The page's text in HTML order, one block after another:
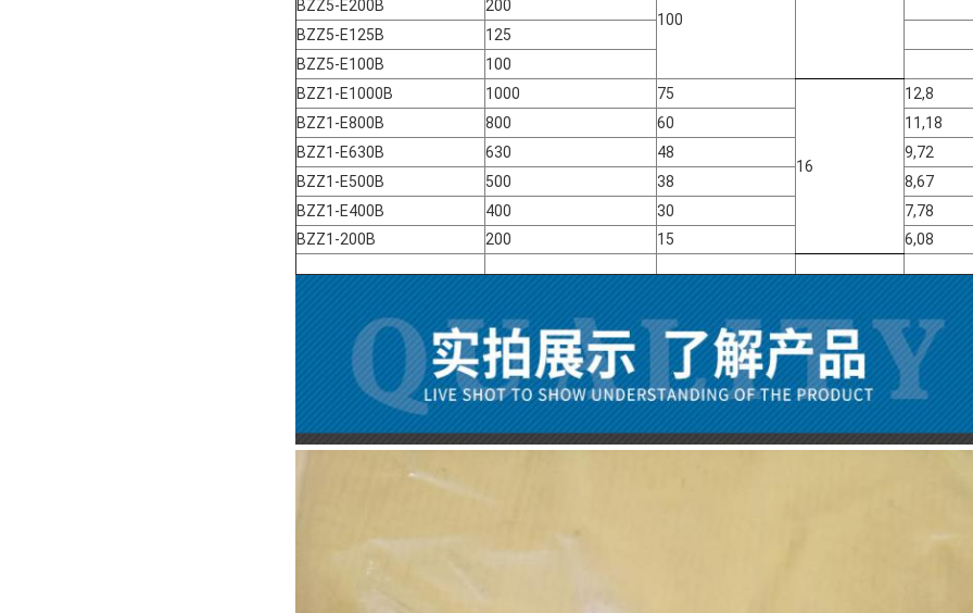
100
BZZ5-E200B
200
BZZ5-E125B
125
BZZ5-E100B
100
BZZ1-E1000B
1000 75
16
12,8
BZZ1-E800B
800 60
11,18
BZZ1-E630B
630 48
9,72
BZZ1-E500B
500 38
8,67
BZZ1-E400B
400 30
7,78
BZZ1-200B
200 15 6,08